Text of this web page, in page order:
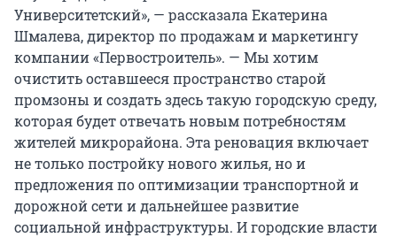
Университетский», — рассказала Екатерина
Шмалева, директор по продажам и маркетингу
компании «Первостроитель». — Мы хотим
очистить оставшееся пространство старой
промзоны и создать здесь такую городскую среду,
которая будет отвечать новым потребностям
жителей микрорайона. Эта реновация включает
не только постройку нового жилья, но и
предложения по оптимизации транспортной и
дорожной сети и дальнейшее развитие
социальной инфраструктуры. И городские власти